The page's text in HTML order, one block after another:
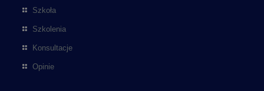
Szkoła
Szkolenia
Konsultacje
Opinie